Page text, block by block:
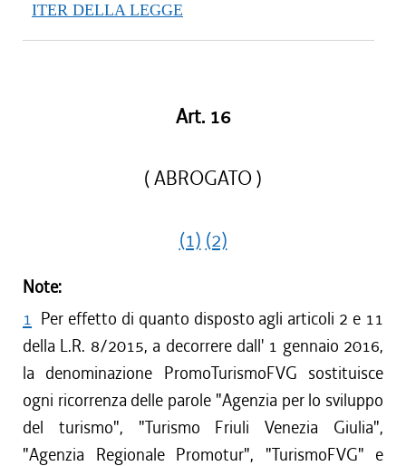
ITER DELLA LEGGE
Art. 16
( ABROGATO )
(1) (2)
Note:
1 Per effetto di quanto disposto agli articoli 2 e 11
della L.R. 8/2015, a decorrere dall' 1 gennaio 2016,
la denominazione PromoTurismoFVG sostituisce
ogni ricorrenza delle parole "Agenzia per lo sviluppo
del turismo", "Turismo Friuli Venezia Giulia",
"Agenzia Regionale Promotur", "TurismoFVG" e